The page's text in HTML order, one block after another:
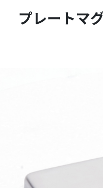
プレートマ